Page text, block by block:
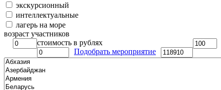
экскурсионный
интеллектуальные
лагерь на море
возраст участников
стоимость в рублях
Подобрать мероприятие